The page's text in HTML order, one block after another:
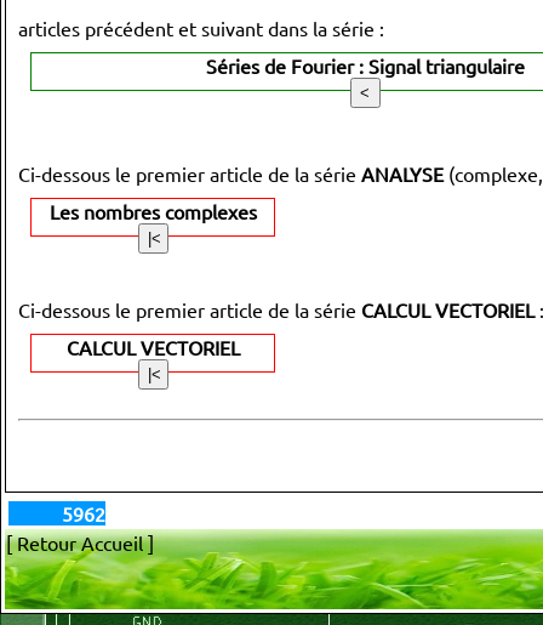
articles précédent et suivant dans la série :
Séries de Fourier : Signal triangulaire
Ci-dessous le premier article de la série ANALYSE
Les nombres complexes
Ci-dessous le premier article de la série CALCUL VECTORIEL:
CALCUL VECTORIEL
5962
[ Retour Accueil ]